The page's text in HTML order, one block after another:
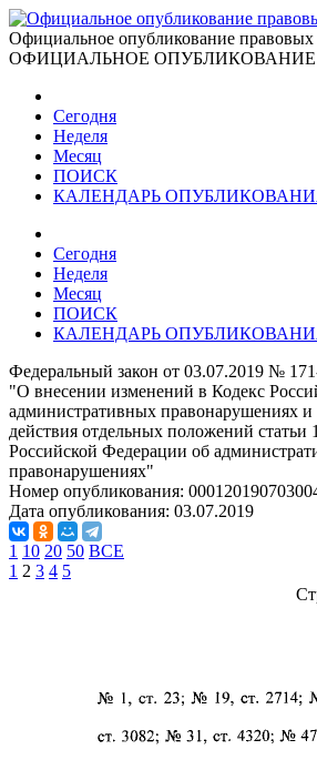
Официальное опубликование правовых
ОФИЦИАЛЬНОЕ ОПУБЛИКОВАНИЕ
Сегодня
Неделя
Месяц
ПОИСК
КАЛЕНДАРЬ
Сегодня
Неделя
Месяц
ПОИСК
КАЛЕНДАРЬ
Федеральный закон от 03.07.2019 №
"О внесении изменений в Кодекс
административных правонарушениях и
действия отдельных положений статьи
Российской Федерации об
правонарушениях"
Номер опубликования:
Дата опубликования: 03.07.2019
1 10 20 50 ВСЕ
1 2 3 4 5